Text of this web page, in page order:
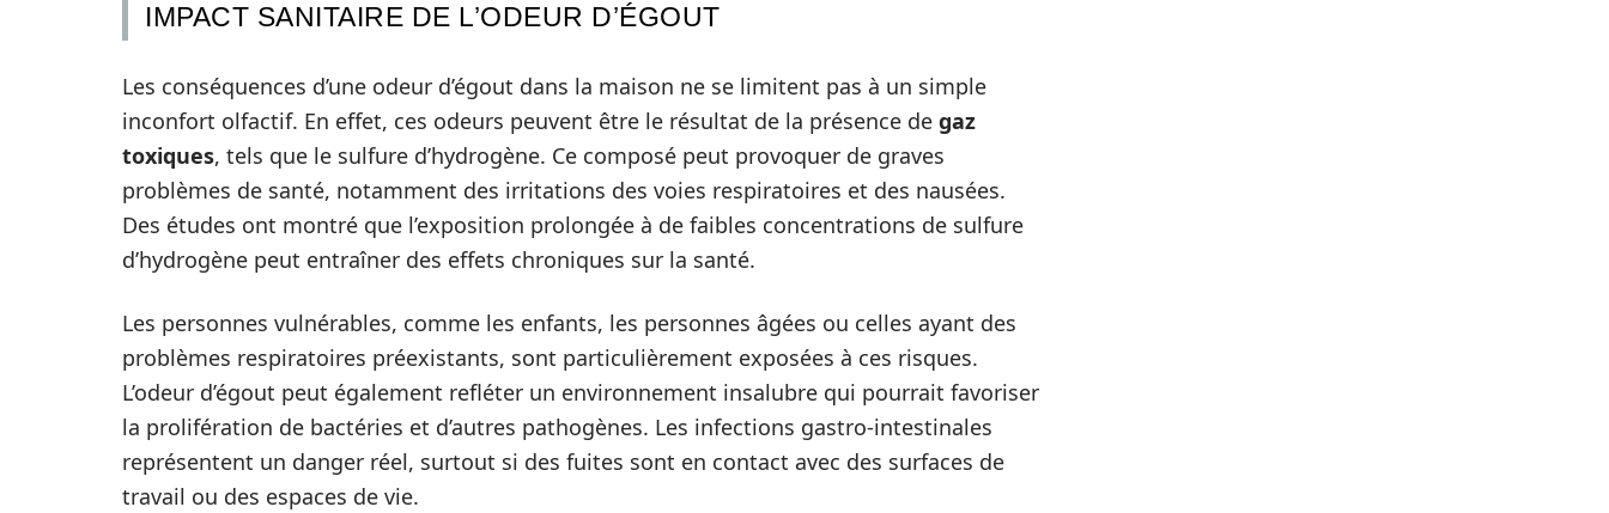
IMPACT SANITAIRE DE L’ODEUR D’ÉGOUT
Les conséquences d’une odeur d’égout dans la maison ne se limitent pas à un simple
inconfort olfactif. En effet, ces odeurs peuvent être le résultat de la présence de gaz
toxiques, tels que le sulfure d’hydrogène. Ce composé peut provoquer de graves
problèmes de santé, notamment des irritations des voies respiratoires et des nausées.
Des études ont montré que l’exposition prolongée à de faibles concentrations de sulfure
d’hydrogène peut entraîner des effets chroniques sur la santé.
Les personnes vulnérables, comme les enfants, les personnes âgées ou celles ayant des
problèmes respiratoires préexistants, sont particulièrement exposées à ces risques.
L’odeur d’égout peut également refléter un environnement insalubre qui pourrait favoriser
la prolifération de bactéries et d’autres pathogènes. Les infections gastro-intestinales
représentent un danger réel, surtout si des fuites sont en contact avec des surfaces de
travail ou des espaces de vie.